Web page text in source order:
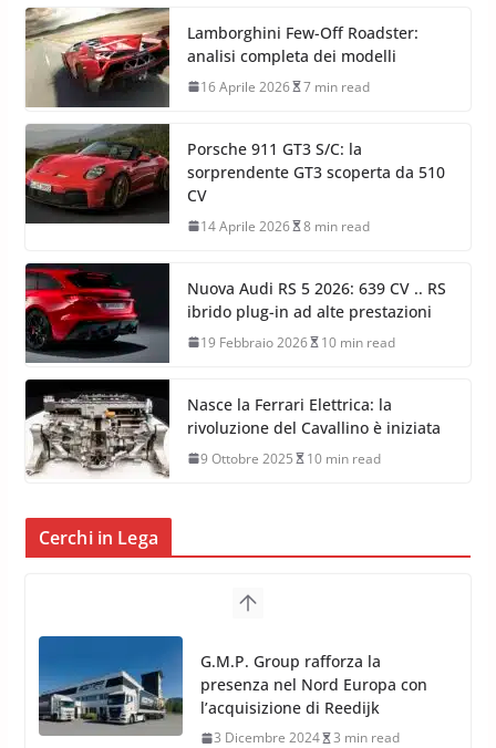
Lamborghini Few-Off Roadster:
analisi completa dei modelli
16 Aprile 2026 7 min read
Porsche 911 GT3 S/C: la
sorprendente GT3 scoperta da 510
CV
14 Aprile 2026 8 min read
Nuova Audi RS 5 2026: 639 CV .. RS
ibrido plug-in ad alte prestazioni
19 Febbraio 2026 10 min read
Nasce la Ferrari Elettrica: la
rivoluzione del Cavallino è iniziata
9 Ottobre 2025 10 min read
Cerchi in Lega
TPMS Alcar Sensor – Sistemi di
Monitoraggio Pressione
Pneumatici
4 Aprile 2022 3 min read